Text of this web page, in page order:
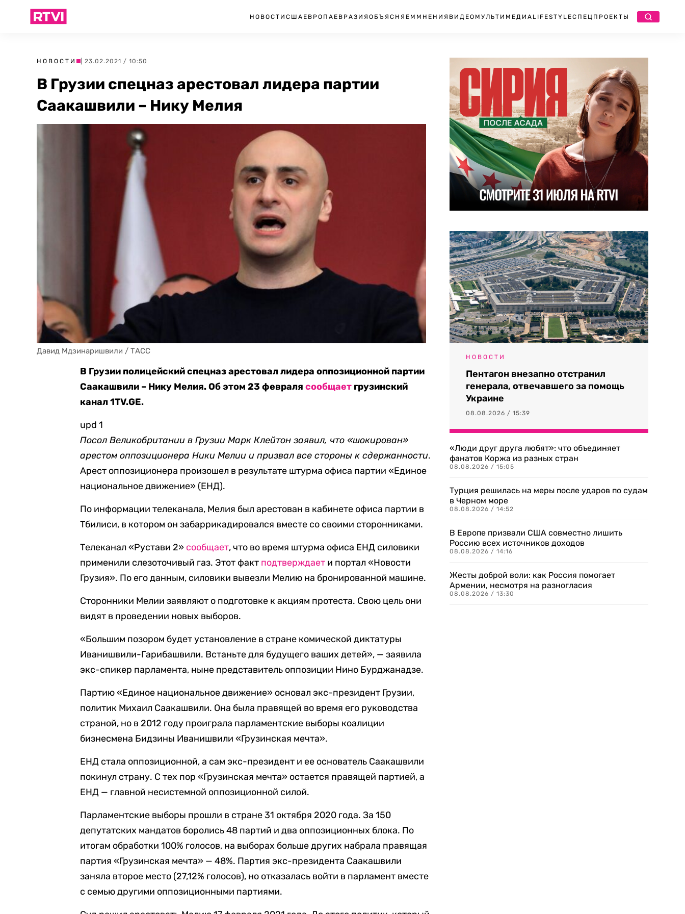
НОВОСТИ США ЕВРОПА ЕВРАЗИЯ ОБЪЯСНЯЕМ МНЕНИЯ ВИДЕО МУЛЬТИМЕДИА LIFESTYLEСПЕЦПРОЕКТЫ
НОВОСТИ | 23.02.2021 / 10:50
В Грузии спецназ арестовал лидера партии
Саакашвили – Нику Мелия
Давид Мдзинаришвили / ТАСС
В Грузии полицейский спецназ арестовал лидера оппозиционной партии
Саакашвили – Нику Мелия. Об этом 23 февралясообщает грузинский
канал 1TV.GE.
upd 1
Посол Великобритании в Грузии Марк Клейтон заявил, что «шокирован»
арестом оппозиционера Ники Мелии и призвал все стороны к сдержанности.
Арест оппозиционера произошел в результате штурма офиса партии «Единое
национальное движение» (ЕНД).
По информации телеканала, Мелия был арестован в кабинете офиса партии в
Тбилиси, в котором он забаррикадировался вместе со своими сторонниками.
Телеканал «Рустави 2» сообщает, что во время штурма офиса ЕНД силовики
применили слезоточивый газ. Этот факт подтверждает и портал «Новости
Грузия». По его данным, силовики вывезли Мелию на бронированной машине.
Сторонники Мелии заявляют о подготовке к акциям протеста. Свою цель они
видят в проведении новых выборов.
«Большим позором будет установление в стране комической диктатуры
Иванишвили-Гарибашвили. Встаньте для будущего ваших детей», — заявила
экс-спикер парламента, ныне представитель оппозиции Нино Бурджанадзе.
Партию «Единое национальное движение» основал экс-президент Грузии,
политик Михаил Саакашвили. Она была правящей во время его руководства
страной, но в 2012 году проиграла парламентские выборы коалиции
бизнесмена Бидзины Иванишвили «Грузинская мечта».
ЕНД стала оппозиционной, а сам экс-президент и ее основатель Саакашвили
покинул страну. С тех пор «Грузинская мечта» остается правящей партией, а
ЕНД — главной несистемной оппозиционной силой.
Парламентские выборы прошли в стране 31 октября 2020 года. За 150
депутатских мандатов боролись 48 партий и два оппозиционных блока. По
итогам обработки 100% голосов, на выборах больше других набрала правящая
партия «Грузинская мечта» — 48%. Партия экс-президента Саакашвили
заняла второе место (27,12% голосов), но отказалась войти в парламент вместе
с семью другими оппозиционными партиями.
НОВОСТИ
Пентагон внезапно отстранил
генерала, отвечавшего за помощь
Украине
08.08.2026 / 15:39
«Люди друг друга любят»: что объединяет
фанатов Коржа из разных стран
08.08.2026 / 15:05
Турция решилась на меры после ударов по судам
в Черном море
08.08.2026 / 14:52
В Европе призвали США совместно лишить
Россию всех источников доходов
08.08.2026 / 14:16
Жесты доброй воли: как Россия помогает
Армении, несмотря на разногласия
08.08.2026 / 13:30